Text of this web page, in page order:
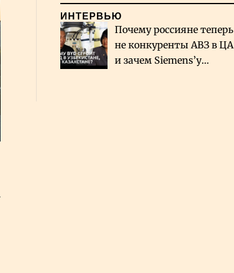
ИНТЕРВЬЮ
Почему россияне теперь
не конкуренты АВЗ в ЦА
и зачем Siemens’у